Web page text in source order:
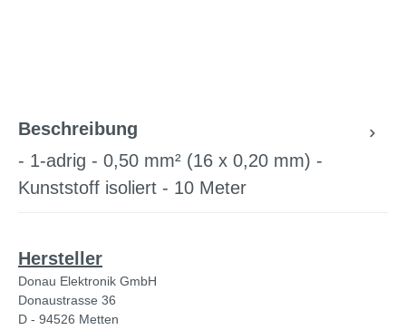
Beschreibung
- 1-adrig - 0,50 mm² (16 x 0,20 mm) -
Kunststoff isoliert - 10 Meter
Hersteller
Donau Elektronik GmbH
Donaustrasse 36
D - 94526 Metten